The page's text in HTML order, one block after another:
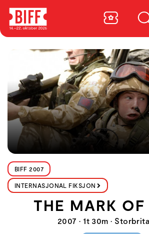
BIFF 2007
INTERNASJONAL FIKSJON
THE MARK
2007 • 1t 30m •